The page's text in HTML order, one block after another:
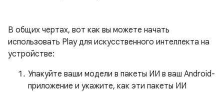
В общих чертах, вот как вы можете начать
использовать Play для искусственного интеллекта на
устройстве:
Упакуйте ваши модели в пакеты ИИ в ваш Android-
приложение и укажите, как эти пакеты ИИ